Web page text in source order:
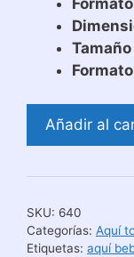
Diseños
El
Informático
cantidad
Añadir al
SKU: 640
Categorías: Aquí
Etiquetas: aquí